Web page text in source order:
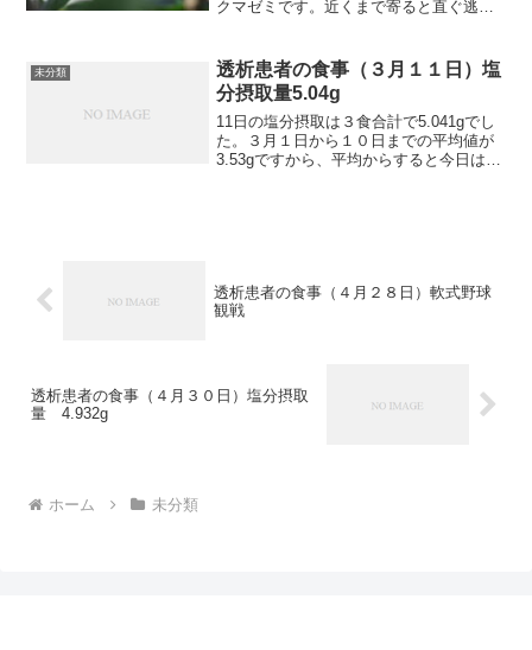
クマゼミです。近くまで寄ると直ぐ逃げ
食から紹介します。朝食（カレードリア
です）久し振りのカレード...
未分類
透析患者の食事（３月１１日）塩
分摂取量5.04g
11日の塩分摂取は３食合計で5.041gでし
た。３月１日から１０日までの平均値が
3.53gですから、平均からすると今日は多
透析患者の食事（４月２８日）軟式野球
観戦
透析患者の食事（４月３０日）塩分摂取
量 4.932g
ホーム 未分類